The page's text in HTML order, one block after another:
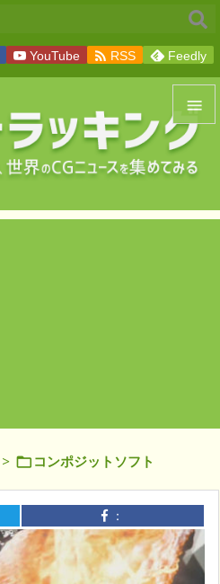


メニュ
サイ
YouTube  RSS Feedly
>  コンポジットソフト
：